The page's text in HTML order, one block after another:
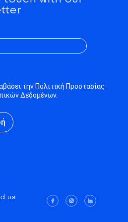
την Πολιτική Προστασίας
Δεδομένων.
us